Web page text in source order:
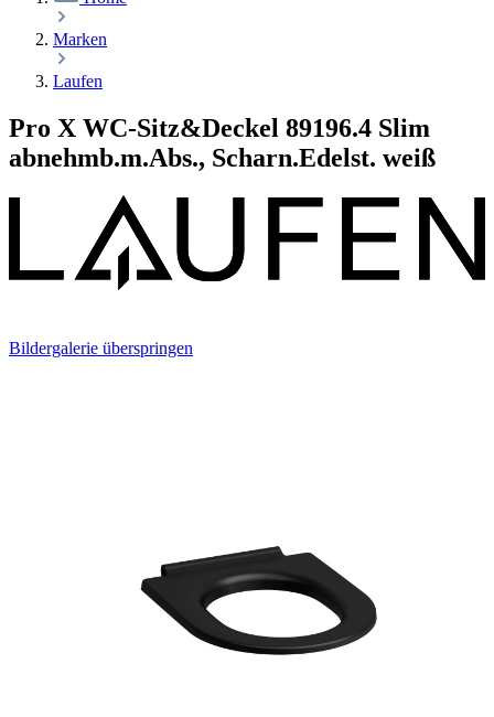
Marken
Laufen
Pro X WC-Sitz&Deckel 89196.4 Slim
abnehmb.m.Abs., Scharn.Edelst. weiß
Bildergalerie überspringen